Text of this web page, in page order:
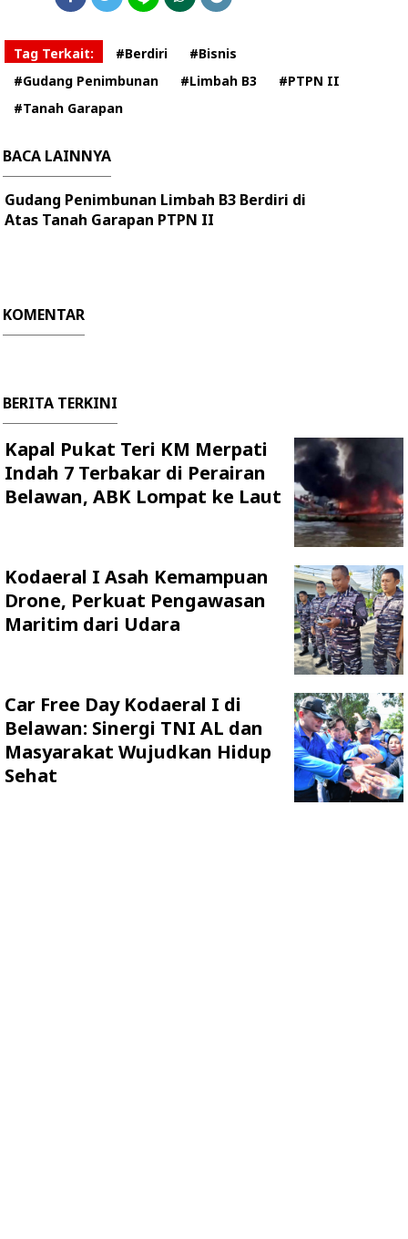
Tag Terkait: #Berdiri
#Bisnis
#Gudang Penimbunan
#Limbah B3
#PTPN II
#Tanah Garapan
BACA LAINNYA
Gudang Penimbunan Limbah B3 Berdiri di
Atas Tanah Garapan PTPN II
KOMENTAR
BERITA TERKINI
Kapal Pukat Teri KM Merpati
Indah 7 Terbakar di Perairan
Belawan, ABK Lompat ke Laut
Kodaeral I Asah Kemampuan
Drone, Perkuat Pengawasan
Maritim dari Udara
Car Free Day Kodaeral I di
Belawan: Sinergi TNI AL dan
Masyarakat Wujudkan Hidup
Sehat